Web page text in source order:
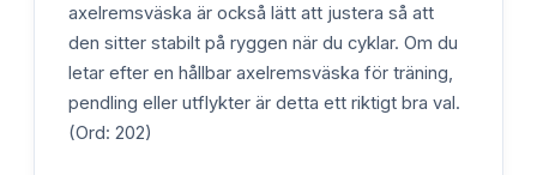
axelremsväska är också lätt att justera så att
den sitter stabilt på ryggen när du cyklar. Om du
letar efter en hållbar axelremsväska för träning,
pendling eller utflykter är detta ett riktigt bra val.
(Ord: 202)